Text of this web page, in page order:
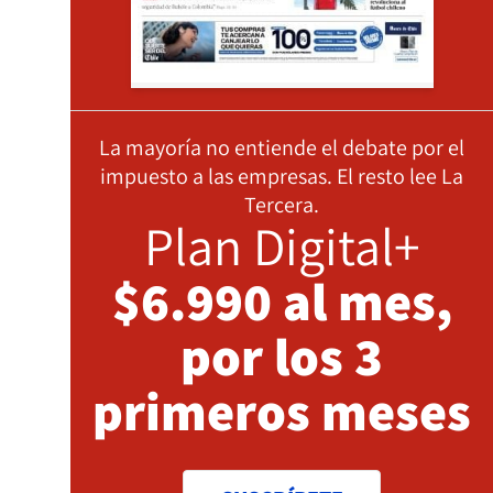
La mayoría no entiende el debate por el
impuesto a las empresas. El resto lee La
Tercera.
Plan Digital+
$6.990 al mes,
por los 3
primeros meses